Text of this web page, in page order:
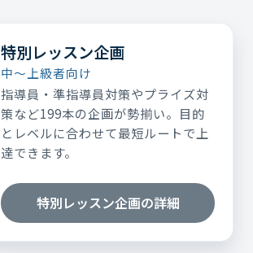
特別レッスン企画
中～上級者向け
指導員・準指導員対策やプライズ対
策など199本の企画が勢揃い。目的
とレベルに合わせて最短ルートで上
達できます。
特別レッスン企画の詳細